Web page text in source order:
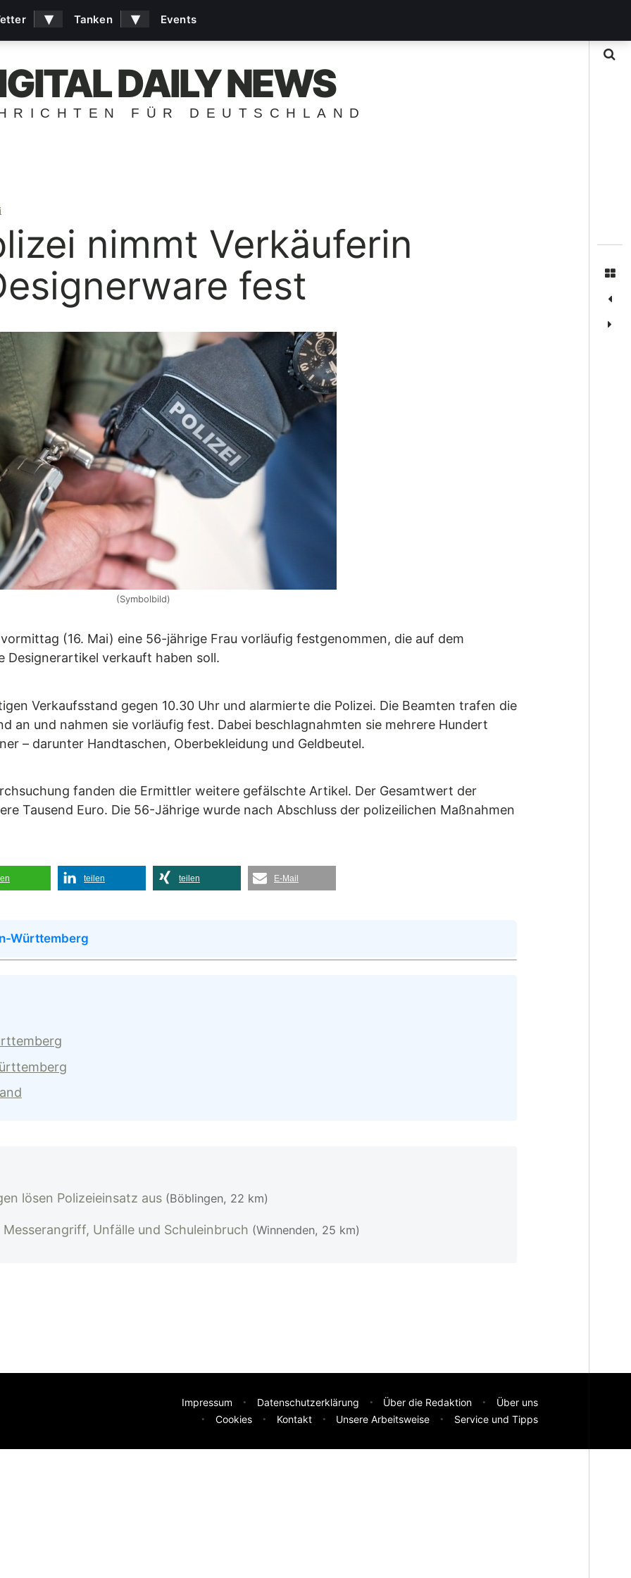
DAILY NEWS
FÜR DEUTSCHLAND
nimmt Verkäuferin
fest
(Symbolbild)
(16. Mai) eine 56-jährige Frau vorläufig festgenommen, die auf dem
Designerartikel verkauft haben soll.
Verkaufsstand gegen 10.30 Uhr und alarmierte die Polizei. Die Beamten trafen die
an und nahmen sie vorläufig fest. Dabei beschlagnahmten sie mehrere Hundert
– darunter Handtaschen, Oberbekleidung und Geldbeutel.
fanden die Ermittler weitere gefälschte Artikel. Der Gesamtwert der
Tausend Euro. Die 56-Jährige wurde nach Abschluss der polizeilichen Maßnahmen
teilen teilen E-Mail
Württemberg
lösen Polizeieinsatz aus (Böblingen, 22 km)
Unfälle und Schuleinbruch (Winnenden, 25 km)
Impressum Datenschutzerklärung Über die Redaktion
Über uns
Cookies
Kontakt Unsere Arbeitsweise Service und Tipps
▾ Tanken ▾ Events